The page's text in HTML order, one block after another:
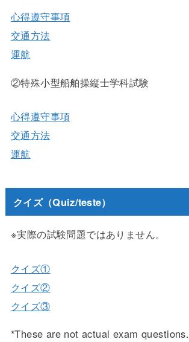
心得遵守事項
交通方法
運航
②特殊小型船舶操縦士学科試験
心得遵守事項
交通方法
運航
クイズ（Quiz/teste）
※実際の試験問題ではありません。
クイズ①
クイズ②
クイズ③
*These are not actual exam questions.